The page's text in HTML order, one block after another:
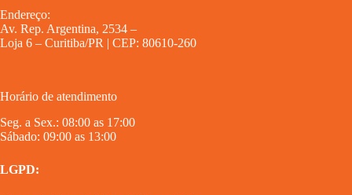
Endereço:
Av. Rep. Argentina, 2534 –
Loja 6 – Curitiba/PR | CEP: 80610-260
Horário de atendimento
Seg. a Sex.: 08:00 as 17:00
Sábado: 09:00 as 13:00
LGPD: